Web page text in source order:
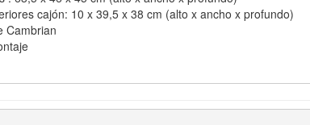
cajón: 10 x 39,5 x 38 cm (alto x ancho x profundo)
Cambrian